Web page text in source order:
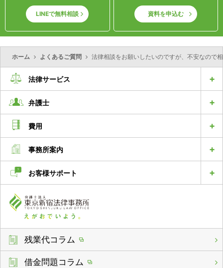
LINEで無料相談 資料を申込む
ホーム よくあるご質問 法律相談をお願いしたいのですが、不安なので
法律サービス
弁護士
費用
事務所案内
お客様サポート
残業代コラム
借金問題コラム